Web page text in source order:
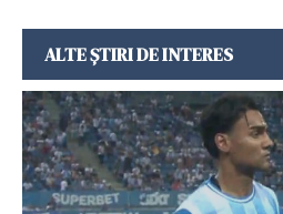
ALTE ȘTIRI DE INTERES